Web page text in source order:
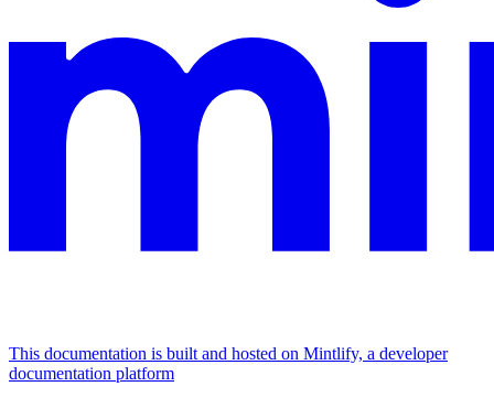
This documentation is built and hosted on Mintlify, a developer
documentation platform